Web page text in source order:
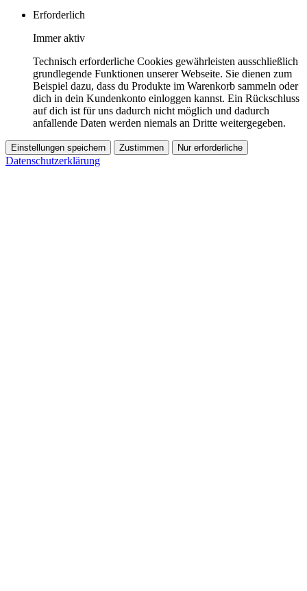
Erforderlich
Immer aktiv
Technisch erforderliche Cookies gewährleisten ausschließlich
grundlegende Funktionen unserer Webseite. Sie dienen zum
Beispiel dazu, dass du Produkte im Warenkorb sammeln oder
dich in dein Kundenkonto einloggen kannst. Ein Rückschluss
auf dich ist für uns dadurch nicht möglich und dadurch
anfallende Daten werden niemals an Dritte weitergegeben.
Einstellungen speichern Zustimmen Nur erforderliche
Datenschutzerklärung